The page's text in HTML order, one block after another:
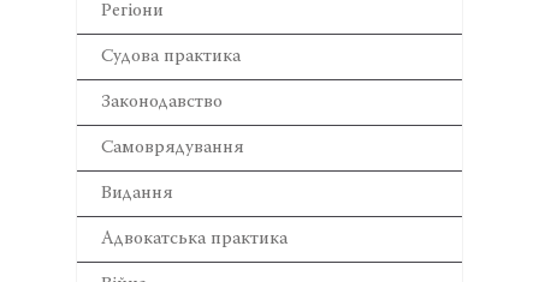
Регіони
Cудова практика
Законодавство
Самоврядування
Видання
Адвокатська практика